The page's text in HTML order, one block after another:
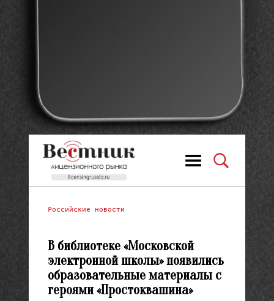
Российские новости
В библиотеке «Московской
электронной школы» появились
образовательные материалы с
героями «Простоквашина»